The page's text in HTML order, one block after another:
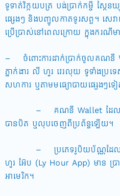
ទូទាត់វិក្កយបត្រ បង់ប្រាក់កម្ចី ស្កែ
ផ្សេងៗ និងបញ្ចូលកាតទូរសព្ទ។ សេវ
ប្រើប្រាស់នៅពេលក្រោយ ក្នុងករណី
– ចំពោះការដាក់ប្រាក់ចូលគណនី
ភ្នាក់ងារ លី ហួរ វេរលុយ ទូទាំងប្រទ
សហការ ឬតាមមធ្យោបាយផ្សេងៗទៀ
– គណនី Wallet ដែលមាន
បានបិត ឬលុបចេញពីប្រព័ន្ធឡើយ។
– ប្រភេទរូបិយប័ណ្ណដែលធ្វើប្
ហួរ អ៊ែប (Ly Hour App) មាន ប្
អាមេរិក។